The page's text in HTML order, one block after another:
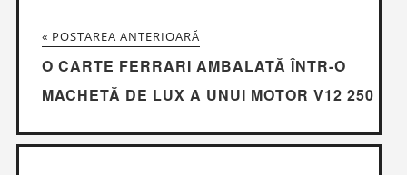
« POSTAREA ANTERIOARĂ
O CARTE FERRARI AMBALATĂ ÎNTR-O
MACHETĂ DE LUX A UNUI MOTOR V12 250